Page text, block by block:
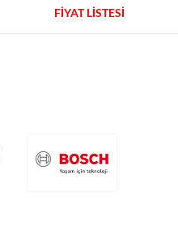
FİYAT LİSTESİ